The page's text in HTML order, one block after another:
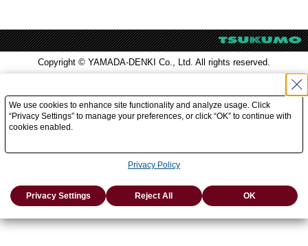
Copyright © YAMADA-DENKI Co., Ltd. All rights reserved.
We use cookies to enhance site functionality and analyze usage. Click
“Privacy Settings” to manage your preferences, or click “OK” to continue with
cookies enabled.
Privacy Policy
Privacy Settings Reject All OK